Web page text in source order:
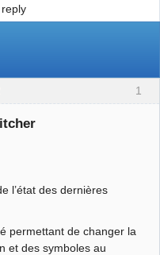
1
l’état des dernières
permettant de changer la
et des symboles au